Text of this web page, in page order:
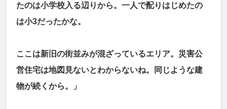
たのは小学校入る辺りから。一人で配りはじめたの
は小3だったかな。
ここは新旧の街並みが混ざっているエリア。災害公
営住宅は地図見ないとわからないね。同じような建
物が続くから。」